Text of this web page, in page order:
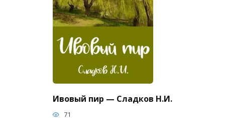
Ивовый пир — Сладков Н.И.
71